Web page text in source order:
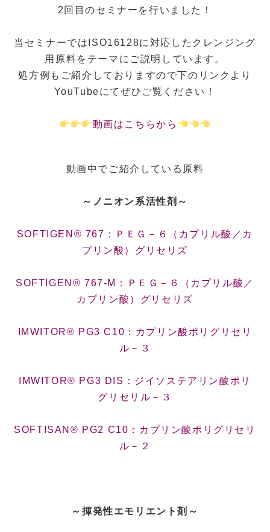
2回目のセミナーを行いました！
当セミナーではISO16128に対応したクレンジング
用原料をテーマにご説明しています。
処方例もご紹介しておりますので下のリンクより
YouTubeにてぜひご覧ください！
動画はこちらから
動画中でご紹介している原料
～ノニオン系活性剤～
SOFTIGEN® 767：ＰＥＧ－６（カプリル酸／カ
プリン酸）グリセリズ
SOFTIGEN® 767-M：ＰＥＧ－６（カプリル酸／
カプリン酸）グリセリズ
IMWITOR® PG3 C10：カプリン酸ポリグリセリ
ル－３
IMWITOR® PG3 DIS：ジイソステアリン酸ポリ
グリセリル－３
SOFTISAN® PG2 C10：カプリン酸ポリグリセリ
ル－２
～揮発性エモリエント剤～